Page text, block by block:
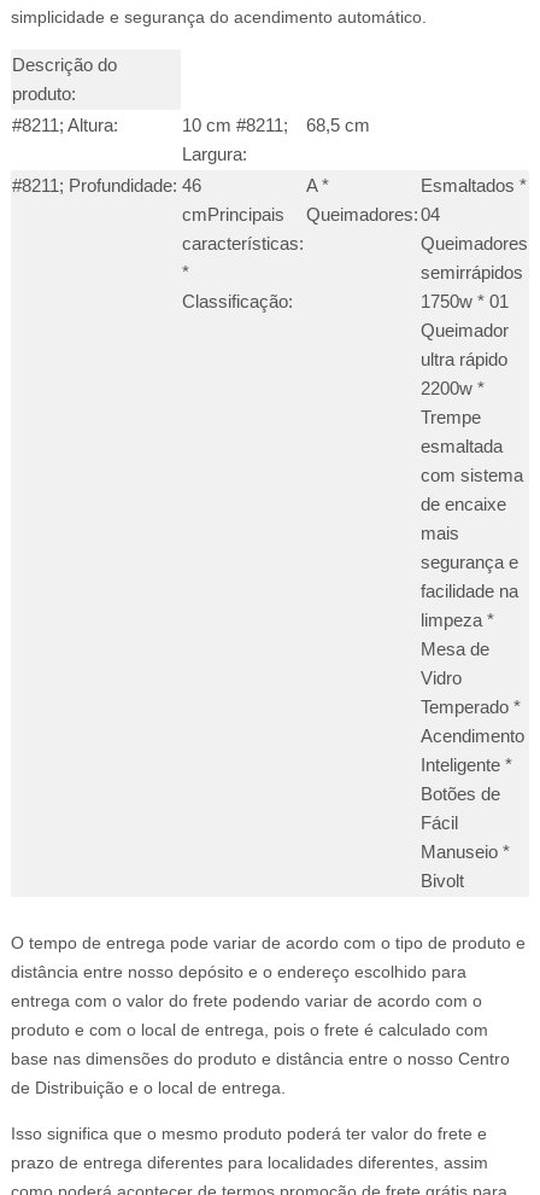
simplicidade e segurança do acendimento automático.
Descrição do
produto:
#8211; Altura:
10 cm #8211;
Largura:
68,5 cm
#8211; Profundidade: 46
cmPrincipais
características:
*
Classificação:
A *
Queimadores:
Esmaltados *
04
Queimadores
semirrápidos
1750w * 01
Queimador
ultra rápido
2200w *
Trempe
esmaltada
com sistema
de encaixe
mais
segurança e
facilidade na
limpeza *
Mesa de
Vidro
Temperado *
Acendimento
Inteligente *
Botões de
Fácil
Manuseio *
Bivolt
O tempo de entrega pode variar de acordo com o tipo de produto e
distância entre nosso depósito e o endereço escolhido para
entrega com o valor do frete podendo variar de acordo com o
produto e com o local de entrega, pois o frete é calculado com
base nas dimensões do produto e distância entre o nosso Centro
de Distribuição e o local de entrega.
Isso significa que o mesmo produto poderá ter valor do frete e
prazo de entrega diferentes para localidades diferentes, assim